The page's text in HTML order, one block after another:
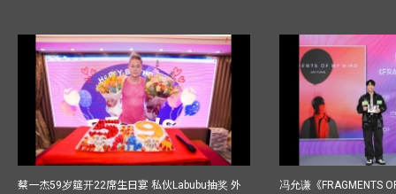
蔡一杰59岁筵开22席生日宴 私伙Labubu抽奖 外
冯允谦《FRAGMENTS